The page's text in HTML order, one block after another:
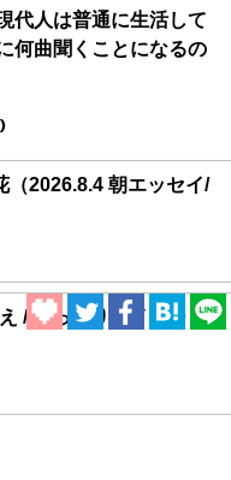
代人は普通に生活して
何曲聞くことになるの
（2026.8.4 朝エッセイ/
/ うっかりデイリー